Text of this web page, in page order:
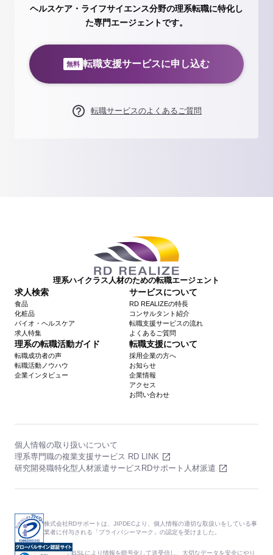
ヘルスケア・ライフサイエンス分野の理系転職に特化し
た専門エージェントです。
無料 転職支援サービスに申し込む
転職サービスのよくあるご質問
理系ハイクラス人材のための転職エージェント
求人検索
食品
化粧品
バイオ・ヘルスケア
求人特集
サービスについて
RD REALIZEの特長
コンサルタント紹介
転職支援サービスの流れ
よくあるご質問
理系の転職活動ガイド
転職成功者の声
転職活動ノウハウ
企業インタビュー
転職支援について
採用企業の方へ
お知らせ
企業情報
アクセス
お問い合わせ
個人情報の取り扱いについて
理系専門職の複業支援サービス RD LINK
研究開発職特化型人材派遣サービスRDサポート人材派遣
株式会社RDサポートは、JIPDECより、個人情報の適切な取扱いをしている事
業者に付与される「プライバシーマーク」の認定を受けました。
SSLにより情報を暗号化して送受信し、大切なデータを安全にやり